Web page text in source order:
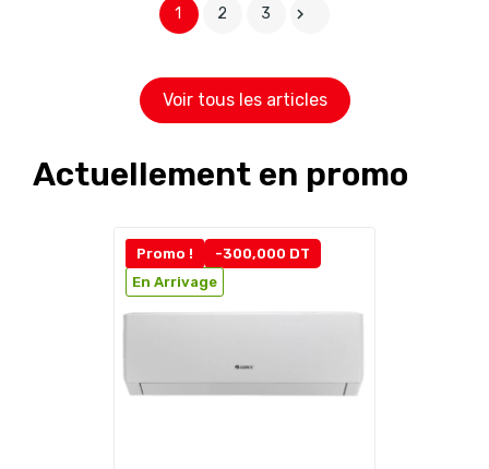
1 2 3 
Voir tous les articles
Actuellement en promo
Promo !
-300,000 DT
En Arrivage